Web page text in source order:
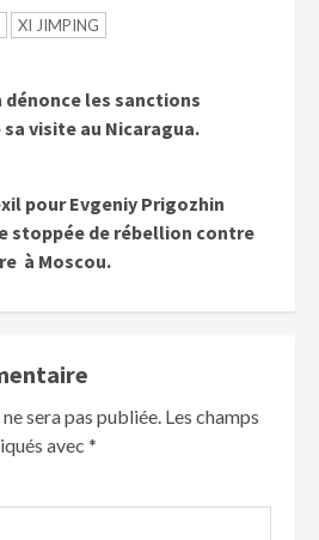
XI JIMPING
dénonce les sanctions
visite au Nicaragua.
pour Evgeniy Prigozhin
stoppée de rébellion contre
à Moscou.
sera pas publiée. Les champs
avec *